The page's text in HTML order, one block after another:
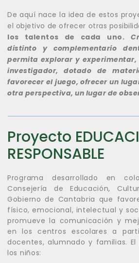
De aquí nace la idea de estos
el objetivo de ofrecer otras
los talentos de cada
uno.
distinto y complementario
permita explorar y experimentar,
investigador, dotado de
favorecer el juego, ofrecer un
otra perspectiva, un lugar de
Proyecto
RESPONSABLE
Programa desarrollado en
Consejería de Educación,
Gobierno de Cantabria que
físico, emocional, intelectual y
promueve la comunicación y
en los centros escolares a
docentes, alumnado y familias.
los niños: